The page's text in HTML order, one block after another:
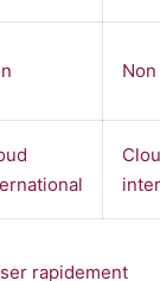
Non
rapidement